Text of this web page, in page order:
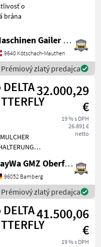
o
brána
Maschinen Gailer GmbH
9640 Kötschach-Mauthen
Prémiový zlatý predajca
32.000,29
€
19 % s DPH
26.891 €
netto
SATZ
1 3/8Diese
am
Standort Döbeln! Sejba a st
BayWa GMZ Oberfranken
96052 Bamberg
Prémiový zlatý predajca
41.500,06
€
19 % s DPH